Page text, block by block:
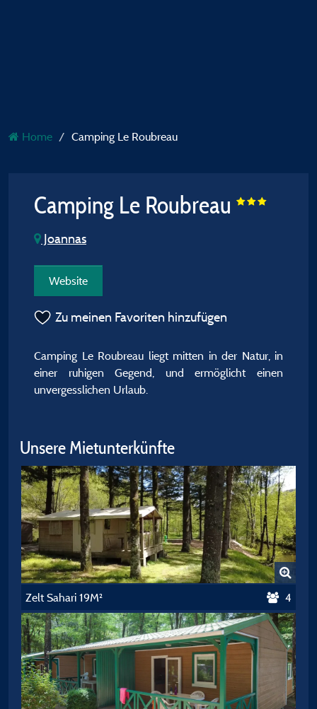
Home Camping Le Roubreau
Camping Le Roubreau
Joannas
Website
Zu meinen Favoriten hinzufügen
Camping Le Roubreau liegt mitten in der Natur, in
einer ruhigen Gegend, und ermöglicht einen
unvergesslichen Urlaub.
Unsere Mietunterkünfte
Zelt Sahari 19M² 4